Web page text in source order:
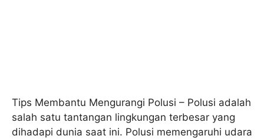
Tips Membantu Mengurangi Polusi – Polusi adalah
salah satu tantangan lingkungan terbesar yang
dihadapi dunia saat ini. Polusi memengaruhi udara